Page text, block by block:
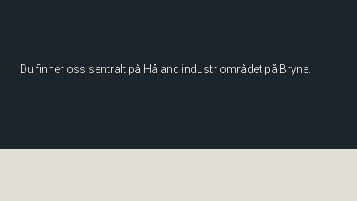
Du finner oss sentralt på Håland industriområdet på Bryne.